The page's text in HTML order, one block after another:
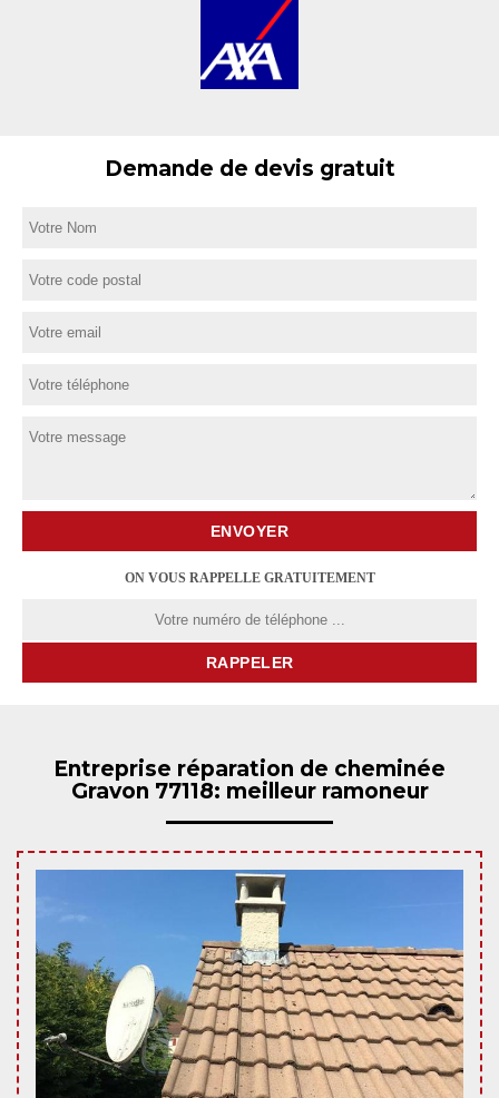
Demande de devis gratuit
ON VOUS RAPPELLE GRATUITEMENT
Entreprise réparation de cheminée
Gravon 77118: meilleur ramoneur